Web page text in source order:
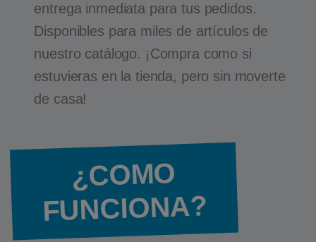
entrega inmediata para tus pedidos.
Disponibles para miles de artículos de
nuestro catálogo. ¡Compra como si
estuvieras en la tienda, pero sin moverte
de casa!
¿COMO
FUNCIONA?